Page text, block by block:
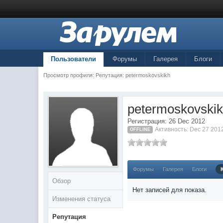
Пользователи Форумы Галерея Блоги
Просмотр профиля: Репутация: petermoskovskikh
Обзор
Изменения статуса
Репутация
Регистрация: 26 Dec 2012
OFFLINE Активность: Dec 27
Форумы Галерея Блоги
Нет записей для показа.